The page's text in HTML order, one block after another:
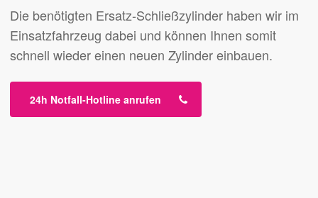
Die benötigten Ersatz-Schließzylinder haben wir im
Einsatzfahrzeug dabei und können Ihnen somit
schnell wieder einen neuen Zylinder einbauen.
24h Notfall-Hotline anrufen